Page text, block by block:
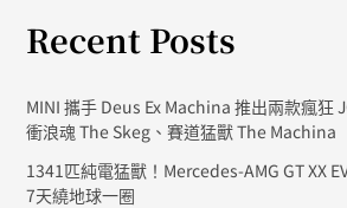
Recent Posts
MINI 攜手 Deus Ex Machina 推出兩款瘋狂
衝浪魂 The Skeg、賽道猛獸 The Machina
1341匹純電猛獸！Mercedes-AMG GT XX
7天繞地球一圈